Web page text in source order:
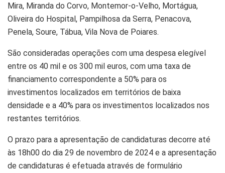
Mira, Miranda do Corvo, Montemor-o-Velho, Mortágua,
Oliveira do Hospital, Pampilhosa da Serra, Penacova,
Penela, Soure, Tábua, Vila Nova de Poiares.
São consideradas operações com uma despesa elegível
entre os 40 mil e os 300 mil euros, com uma taxa de
financiamento correspondente a 50% para os
investimentos localizados em territórios de baixa
densidade e a 40% para os investimentos localizados nos
restantes territórios.
O prazo para a apresentação de candidaturas decorre até
às 18h00 do dia 29 de novembro de 2024 e a apresentação
de candidaturas é efetuada através de formulário